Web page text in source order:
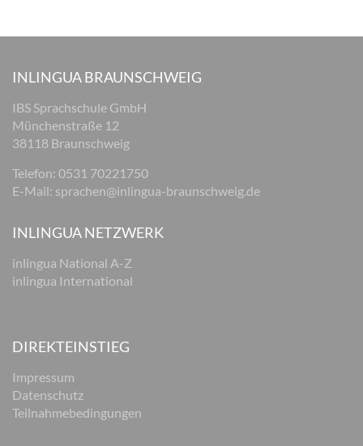
INLINGUA BRAUNSCHWEIG
IBS Sprachschule GmbH
Münchenstraße 12
38118 Braunschweig
Telefon: 0531 70221750
E-Mail: sprachen@inlingua-braunschweig.de
INLINGUA NETZWERK
inlingua National A-Z
inlingua International
DIREKTEINSTIEG
Impressum
Datenschutz
Teilnahmebedingungen